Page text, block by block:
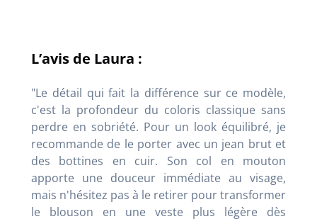
L’avis de Laura :
"Le détail qui fait la différence sur ce modèle,
c'est la profondeur du coloris classique sans
perdre en sobriété. Pour un look équilibré, je
recommande de le porter avec un jean brut et
des bottines en cuir. Son col en mouton
apporte une douceur immédiate au visage,
mais n'hésitez pas à le retirer pour transformer
le blouson en une veste plus légère dès